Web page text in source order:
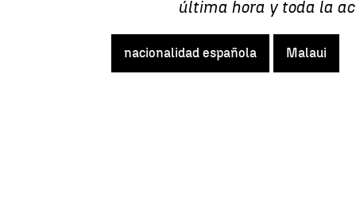
última hora y toda la
nacionalidad española Malaui